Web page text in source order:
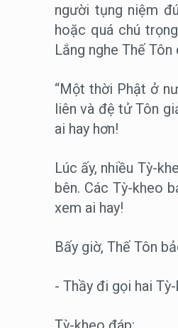
người tụng niệm
hoặc quá chú
Lắng nghe Thế
“Một thời Phật ở
liên và đệ tử Tôn
ai hay hơn!
Lúc ấy, nhiều Tỳ-
bên. Các Tỳ-kheo
xem ai hay!
Bấy giờ, Thế Tôn
- Thầy đi gọi hai